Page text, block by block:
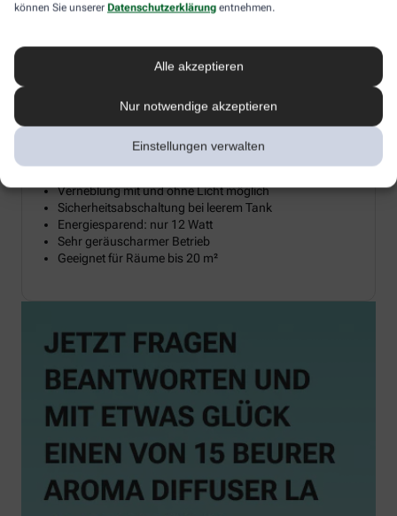
können Sie unserer Datenschutzerklärung entnehmen.
Alle akzeptieren
Nur notwendige akzeptieren
Einstellungen verwalten
Timerfunktion bis 20 m²
Mikrofeine Zerstäubung mit Ultraschall
Wellnesslicht mit Farbwechsel für eine angenehme
Zur Raumbeduftung mit Aromaölen geeignet
Verneblung mit und ohne Licht möglich
Sicherheitsabschaltung bei leerem Tank
Energiesparend: nur 12 Watt
Sehr geräuscharmer Betrieb
Geeignet für Räume bis 20 m²